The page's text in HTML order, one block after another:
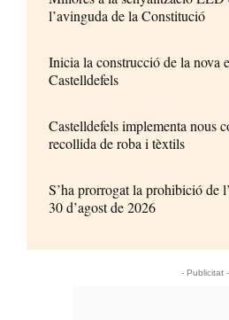
l’avinguda de la Constitució
Inicia la construcció de la nova
Castelldefels
Castelldefels implementa nous
recollida de roba i tèxtils
S’ha prorrogat la prohibició de
30 d’agost de 2026
- Publicitat -